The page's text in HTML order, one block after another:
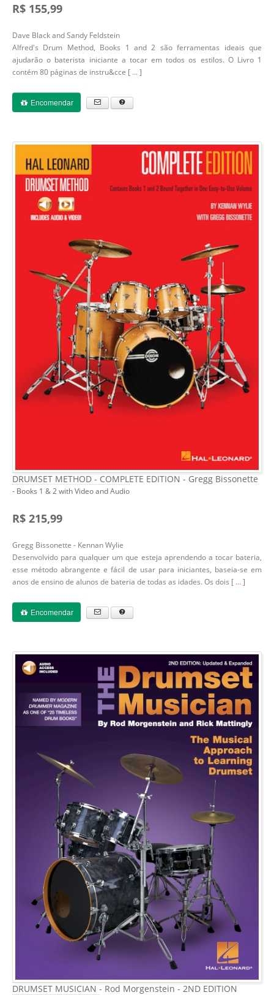
R$ 155,99
Dave Black and Sandy Feldstein
Alfred's Drum Method, Books 1 and 2 são ferramentas ideais que
ajudarão o baterista iniciante a tocar em todos os estilos. O Livro 1
contém 80 páginas de instru&cce [ ...]
Encomendar
DRUMSET METHOD - COMPLETE EDITION - Gregg Bissonette
- Books 1 & 2 with Video and Audio
R$ 215,99
Gregg Bissonette - Kennan Wylie
Desenvolvido para qualquer um que esteja aprendendo a tocar bateria,
esse método abrangente e fácil de usar para iniciantes, baseia-se em
anos de ensino de alunos de bateria de todas as idades. Os dois [ ...]
Encomendar
DRUMSET MUSICIAN - Rod Morgenstein - 2ND EDITION